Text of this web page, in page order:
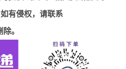
有侵权，请联系
。